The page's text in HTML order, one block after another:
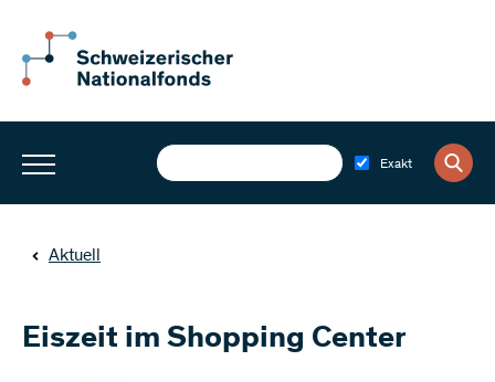
Exakt
Aktuell
Eiszeit im Shopping Center